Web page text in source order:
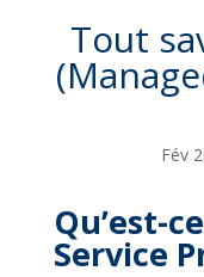
Tout
Fév
Qu’est-
Ser­vice